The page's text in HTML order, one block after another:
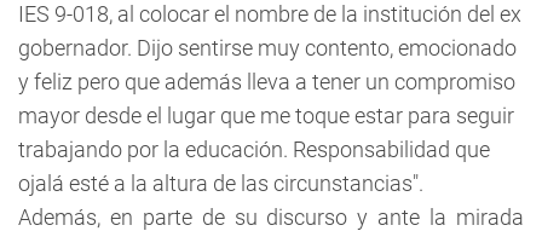
IES 9-018, al colocar el nombre de la institución del ex
gobernador. Dijo sentirse muy contento, emocionado
y feliz pero que además lleva a tener un compromiso
mayor desde el lugar que me toque estar para seguir
trabajando por la educación. Responsabilidad que
ojalá esté a la altura de las circunstancias".
Además, en parte de su discurso y ante la mirada